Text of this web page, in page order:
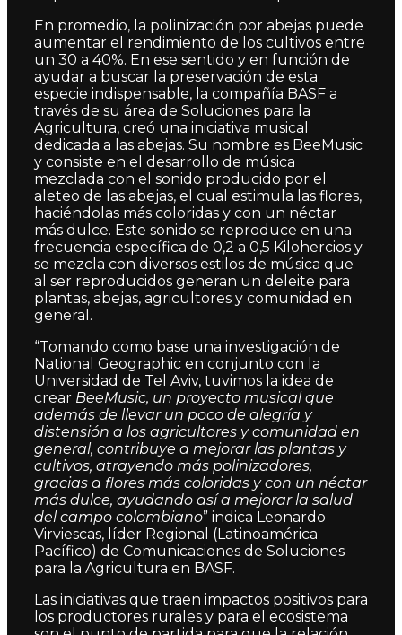
En promedio, la polinización por abejas puede
aumentar el rendimiento de los cultivos entre
un 30 a 40%. En ese sentido y en función de
ayudar a buscar la preservación de esta
especie indispensable, la compañía BASF a
través de su área de Soluciones para la
Agricultura, creó una iniciativa musical
dedicada a las abejas. Su nombre es BeeMusic
y consiste en el desarrollo de música
mezclada con el sonido producido por el
aleteo de las abejas, el cual estimula las flores,
haciéndolas más coloridas y con un néctar
más dulce. Este sonido se reproduce en una
frecuencia específica de 0,2 a 0,5 Kilohercios y
se mezcla con diversos estilos de música que
al ser reproducidos generan un deleite para
plantas, abejas, agricultores y comunidad en
general.
“Tomando como base una investigación de
National Geographic en conjunto con la
Universidad de Tel Aviv, tuvimos la idea de
crear BeeMusic, un proyecto musical que
además de llevar un poco de alegría y
distensión a los agricultores y comunidad en
general, contribuye a mejorar las plantas y
cultivos, atrayendo más polinizadores,
gracias a flores más coloridas y con un néctar
más dulce, ayudando así a mejorar la salud
del campo colombiano” indica Leonardo
Virviescas, líder Regional (Latinoamérica
Pacífico) de Comunicaciones de Soluciones
para la Agricultura en BASF.
Las iniciativas que traen impactos positivos para
los productores rurales y para el ecosistema